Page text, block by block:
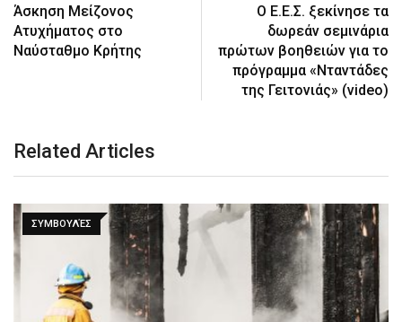
Άσκηση Μείζονος
Ατυχήματος στο
Ναύσταθμο Κρήτης
Ο Ε.Ε.Σ. ξεκίνησε τα
δωρεάν σεμινάρια
πρώτων βοηθειών για το
πρόγραμμα «Νταντάδες
της Γειτονιάς» (video)
Related Articles
ΣΥΜΒΟΥΛΈΣ